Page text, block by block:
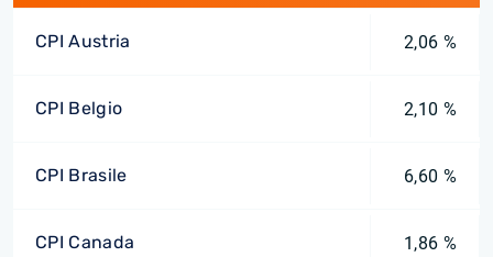
CPI Austria 2,06 %
CPI Belgio 2,10 %
CPI Brasile 6,60 %
CPI Canada 1,86 %